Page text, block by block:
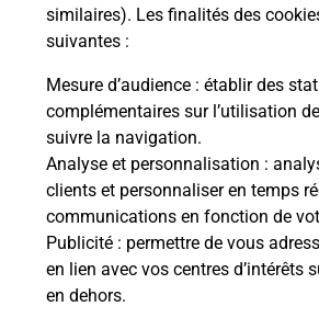
similaires). Les finalités des
suivantes :
Mesure d’audience : établir des
complémentaires sur l’utilisation
suivre la navigation.
Analyse et personnalisation :
clients et personnaliser en temps
communications en fonction de
Publicité : permettre de vous
en lien avec vos centres d’intérêts
en dehors.
Malin !
La Poste
en ligne
Ouvert 24h/24
En savoir plus